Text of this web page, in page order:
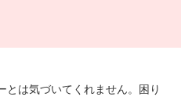
とは気づいてくれません。困り